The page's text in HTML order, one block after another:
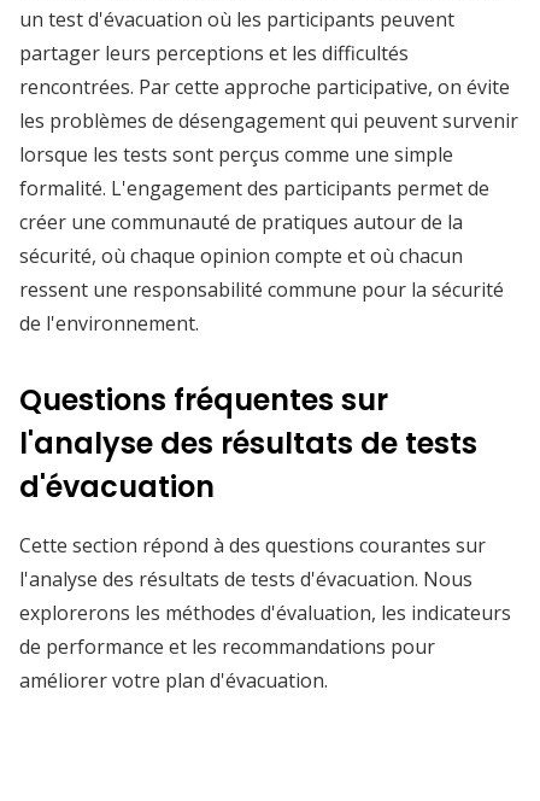
un test d'évacuation où les participants peuvent
partager leurs perceptions et les difficultés
rencontrées. Par cette approche participative, on évite
les problèmes de désengagement qui peuvent survenir
lorsque les tests sont perçus comme une simple
formalité. L'engagement des participants permet de
créer une communauté de pratiques autour de la
sécurité, où chaque opinion compte et où chacun
ressent une responsabilité commune pour la sécurité
de l'environnement.
Questions fréquentes sur
l'analyse des résultats de tests
d'évacuation
Cette section répond à des questions courantes sur
l'analyse des résultats de tests d'évacuation. Nous
explorerons les méthodes d'évaluation, les indicateurs
de performance et les recommandations pour
améliorer votre plan d'évacuation.